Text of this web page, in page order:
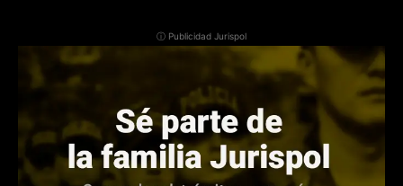
ⓘ Publicidad Jurispol